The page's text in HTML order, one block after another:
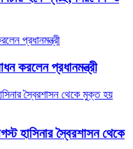
করলেন প্রধানমন্ত্রী
হাসিনার স্বৈরশাসন থেকে